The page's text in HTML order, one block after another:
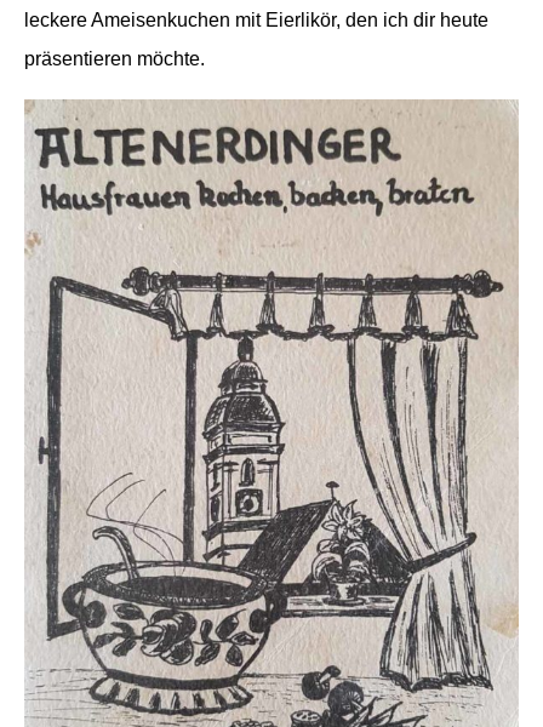
leckere Ameisenkuchen mit Eierlikör, den ich dir heute
präsentieren möchte.